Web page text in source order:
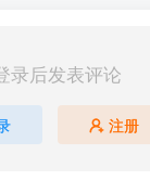
录后发表评论
注册